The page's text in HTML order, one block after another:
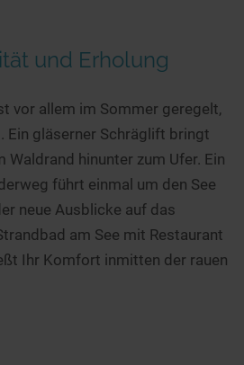
und Erholung
vor allem im Sommer geregelt,
Ein gläserner Schräglift bringt
Waldrand hinunter zum Ufer. Ein
führt einmal um den See
neue Ausblicke auf das
am See mit Restaurant
Ihr Komfort inmitten der rauen